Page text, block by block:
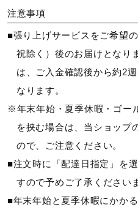
56inch2
質量
（平均）約83g
675mm
注意事項
■張り上げサービスをご希望
祝除く）後のお届けとなり
は、ご入金確認後から約2
なります。
※年末年始・夏季休暇・ゴー
を挟む場合は、当ショップ
ので、ご注意ください。
■注文時に「配達日指定」を
すので予めご了承ください
■年末年始と夏季休暇にかか